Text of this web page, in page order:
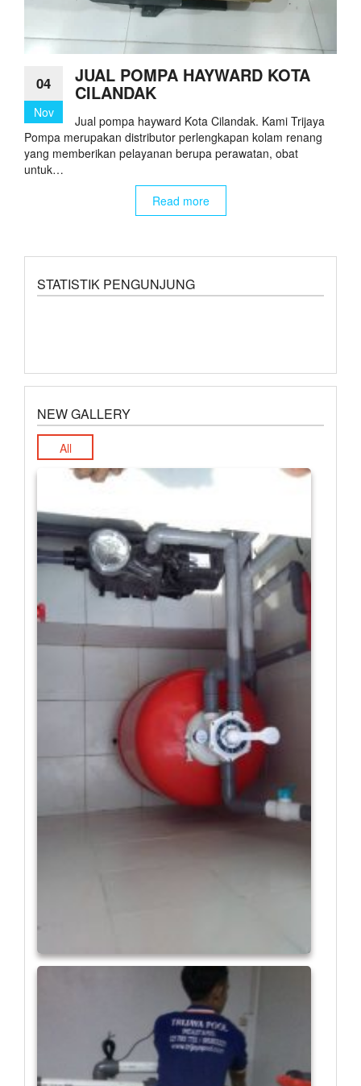
04
Nov
JUAL POMPA HAYWARD KOTA
CILANDAK
Jual pompa hayward Kota Cilandak. Kami Trijaya
Pompa merupakan distributor perlengkapan kolam renang
yang memberikan pelayanan berupa perawatan, obat
untuk…
Read more
STATISTIK PENGUNJUNG
NEW GALLERY
All